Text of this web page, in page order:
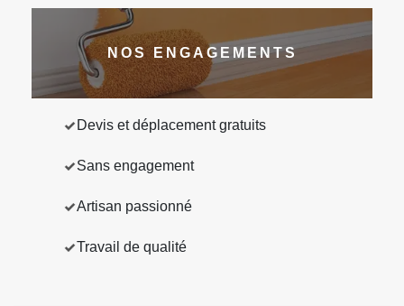
NOS ENGAGEMENTS
Devis et déplacement gratuits
Sans engagement
Artisan passionné
Travail de qualité